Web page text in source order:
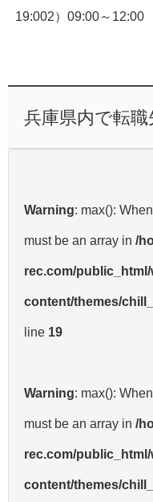
19:002）09:00～12:00
兵庫県内で転職
Warning: max():
must be an array in /
rec.com/public_html/
content/themes/
line 19
Warning: max():
must be an array in /
rec.com/public_html/
content/themes/